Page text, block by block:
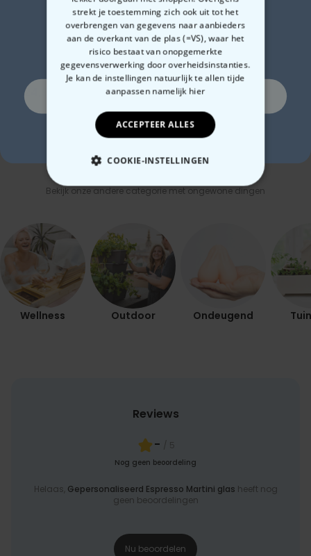
Gepersonaliseerde
champagne coupe met
tekst
€ 24,99
Gepersonaliseerde
bierpul met logo en
gezicht
€ 19,99
Bekijk onze andere categorie met ongewone dingen
Wellness Outdoor Ondeugend
Reviews
- / 5
Nog geen beoordeling
Helaas, Gepersonaliseerd Espresso Martini glas heeft nog
geen beoordelingen
Nu beoordelen
strekt je toestemming zich ook uit tot het
overbrengen van gegevens naar aanbieders
aan de overkant van de plas (=VS), waar het
risico bestaat van onopgemerkte
gegevensverwerking door overheidsinstanties.
Je kan de instellingen natuurlijk te allen tijde
aanpassen namelijk hier
ACCEPTEER ALLES
COOKIE-INSTELLINGEN
NOODZAKELIJK
MARKETING
Zin in
10% korting?
Ja, graag!
Nee, ik ben geen fan van korting